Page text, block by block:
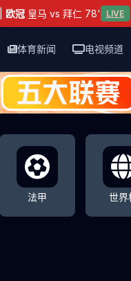
欧冠皇马 vs 拜仁 78' LIVE
体育新闻 电视频道
法甲 世界